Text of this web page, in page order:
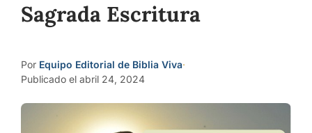
Sagrada Escritura
Por Equipo Editorial de Biblia Viva·
Publicado el abril 24, 2024